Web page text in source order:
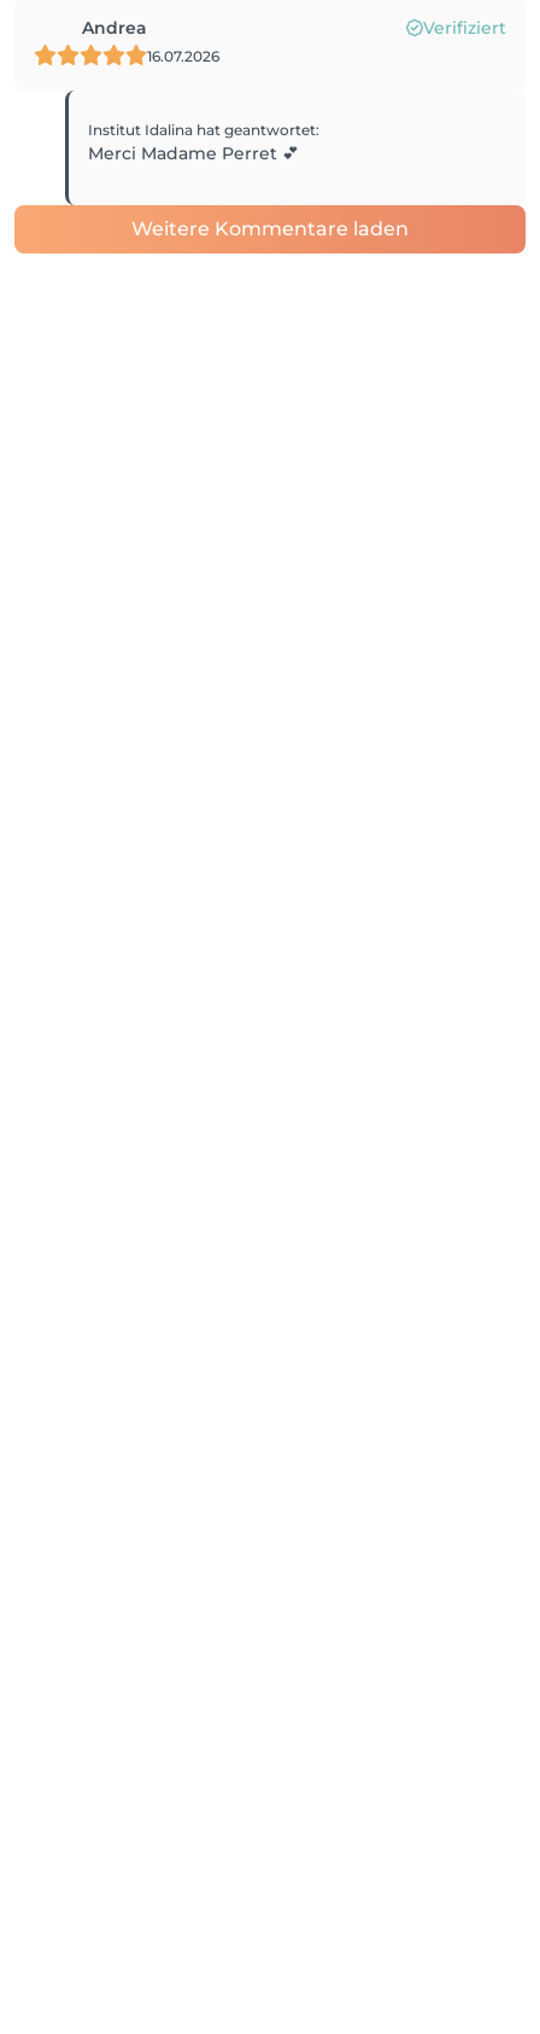
Andrea Verifiziert
16.07.2026
Institut Idalina hat geantwortet:
Merci Madame Perret 💕
Weitere Kommentare laden